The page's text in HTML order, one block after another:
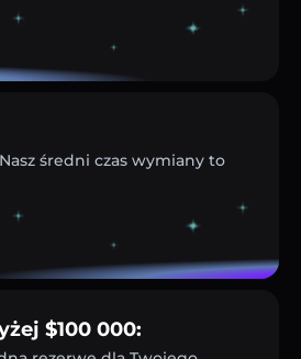
średni czas wymiany to
$100 000: